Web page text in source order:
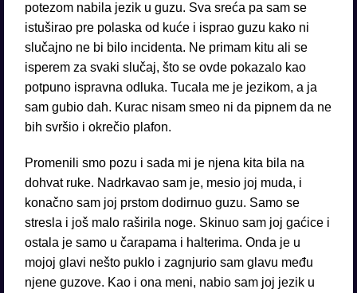
potezom nabila jezik u guzu. Sva sreća pa sam se
istuširao pre polaska od kuće i isprao guzu kako ni
slučajno ne bi bilo incidenta. Ne primam kitu ali se
isperem za svaki slučaj, što se ovde pokazalo kao
potpuno ispravna odluka. Tucala me je jezikom, a ja
sam gubio dah. Kurac nisam smeo ni da pipnem da ne
bih svršio i okrečio plafon.
Promenili smo pozu i sada mi je njena kita bila na
dohvat ruke. Nadrkavao sam je, mesio joj muda, i
konačno sam joj prstom dodirnuo guzu. Samo se
stresla i još malo raširila noge. Skinuo sam joj gaćice i
ostala je samo u čarapama i halterima. Onda je u
mojoj glavi nešto puklo i zagnjurio sam glavu među
njene guzove. Kao i ona meni, nabio sam joj jezik u